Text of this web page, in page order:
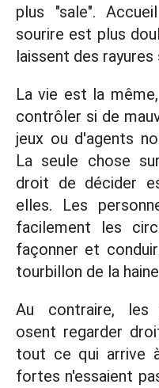
plus "sale".
sourire est plus
laissent des
La vie est la
contrôler si de
jeux ou d'agents
La seule chose
droit de décider
elles. Les
facilement les
façonner et
tourbillon de la
Au contraire, les
osent regarder
tout ce qui arrive
fortes n'essaient